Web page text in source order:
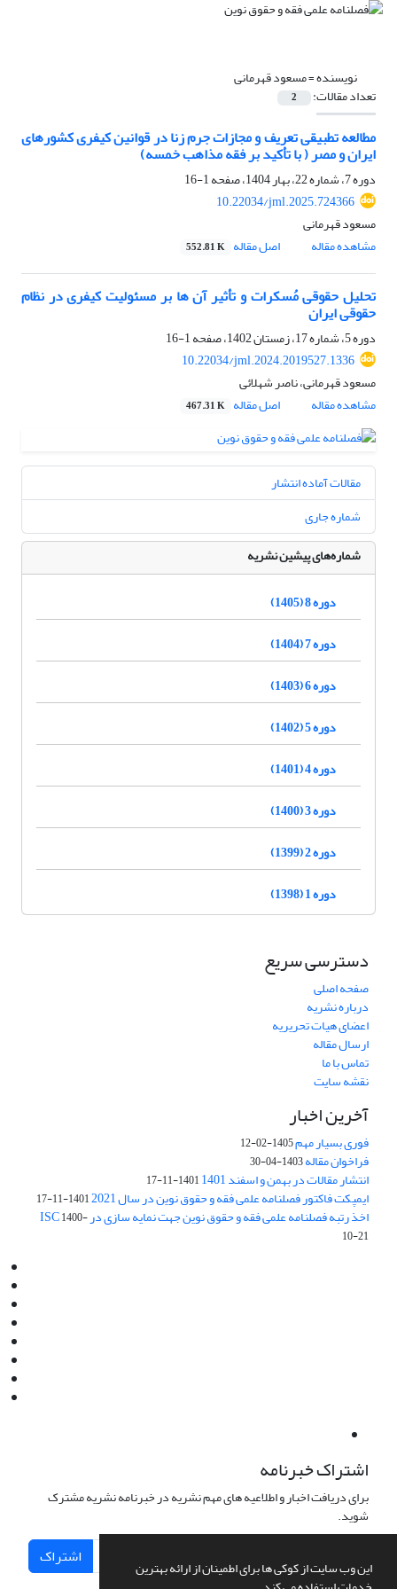
این وب سایت از کوکی ها برای اطمینان از ارائه بهترین
نویسنده =مسعود قهرمانی
تعداد مقالات: 2
مطالعه تطبیقی تعریف و مجازات جرم زنا در قوانین کیفری کشورهای
ایران و مصر ( با تأکید بر فقه مذاهب خمسه)
دوره 7، شماره 22، بهار 1404، صفحه
1-16
10.22034/jml.2025.724366
مسعود قهرمانی
مشاهده مقاله
اصل مقاله 552.81 K
تحلیل حقوقی مُسکرات و تأثیر آن ها بر مسئولیت کیفری در نظام
حقوقی ایران
دوره 5، شماره 17، زمستان 1402، صفحه
1-16
10.22034/jml.2024.2019527.1336
مسعود قهرمانی، ناصر شهلائی
مشاهده مقاله
اصل مقاله 467.31 K
مقالات آماده انتشار
شماره جاری
شماره‌های پیشین نشریه
دوره 8 (1405)
دوره 7 (1404)
دوره 6 (1403)
دوره 5 (1402)
دوره 4 (1401)
دوره 3 (1400)
دوره 2 (1399)
دوره 1 (1398)
دسترسی سریع
صفحه اصلی
درباره نشریه
اعضای هیات تحریریه
ارسال مقاله
تماس با ما
نقشه سایت
آخرین اخبار
فوری بسیار مهم1405-02-12
فراخوان مقاله1403-04-30
انتشار مقالات در بهمن و اسفند 1401 1401-11-17
ایمپکت فاکتور فصلنامه علمی فقه و حقوق نوین در سال 2021 1401-11-17
اخذ رتبه فصلنامه علمی فقه و حقوق نوین جهت نمایه سازی در ISC1400-
10-21
اشتراک خبرنامه
برای دریافت اخبار و اطلاعیه های مهم نشریه در خبرنامه نشریه مشترک
شوید.
اشتراک